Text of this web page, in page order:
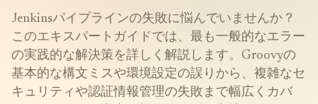
Jenkinsパイプラインの失敗に悩んでいませんか？
このエキスパートガイドでは、最も一般的なエラー
の実践的な解決策を詳しく解説します。Groovyの
基本的な構文ミスや環境設定の誤りから、複雑なセ
キュリティや認証情報管理の失敗まで幅広くカバ